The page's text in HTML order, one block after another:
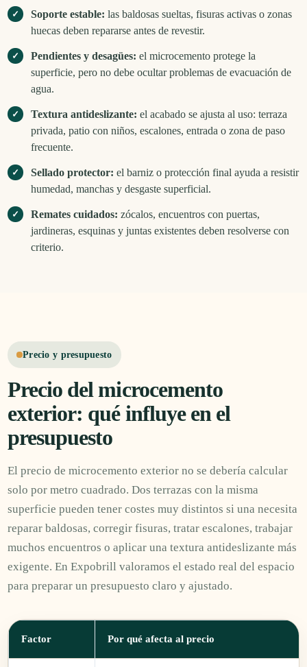
Soporte estable: las baldosas sueltas, fisuras activas o zonas
huecas deben repararse antes de revestir.
Pendientes y desagües: el microcemento protege la
superficie, pero no debe ocultar problemas de evacuación de
agua.
Textura antideslizante: el acabado se ajusta al uso: terraza
privada, patio con niños, escalones, entrada o zona de paso
frecuente.
Sellado protector: el barniz o protección final ayuda a resistir
humedad, manchas y desgaste superficial.
Remates cuidados: zócalos, encuentros con puertas,
jardineras, esquinas y juntas existentes deben resolverse con
criterio.
Precio y presupuesto
Precio del microcemento
exterior: qué influye en el
presupuesto
El precio de microcemento exterior no se debería calcular
solo por metro cuadrado. Dos terrazas con la misma
superficie pueden tener costes muy distintos si una necesita
reparar baldosas, corregir fisuras, tratar escalones, trabajar
muchos encuentros o aplicar una textura antideslizante más
exigente. En Expobrill valoramos el estado real del espacio
para preparar un presupuesto claro y ajustado.
Factor Por qué afecta al precio